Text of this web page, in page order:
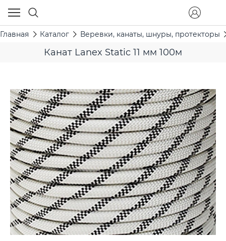
Главная Каталог Веревки, канаты, шнуры, протекторы
Канат Lanex Static 11 мм 100м